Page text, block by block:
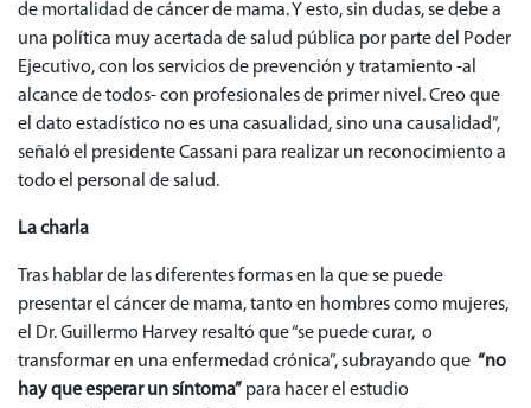
de mortalidad de cáncer de mama. Y esto, sin dudas, se debe a
una política muy acertada de salud pública por parte del Poder
Ejecutivo, con los servicios de prevención y tratamiento -al
alcance de todos- con profesionales de primer nivel. Creo que
el dato estadístico no es una casualidad, sino una causalidad”,
señaló el presidente Cassani para realizar un reconocimiento a
todo el personal de salud.
La charla
Tras hablar de las diferentes formas en la que se puede
presentar el cáncer de mama, tanto en hombres como mujeres,
el Dr. Guillermo Harvey resaltó que “se puede curar, o
transformar en una enfermedad crónica”, subrayando que “no
hay que esperar un síntoma” para hacer el estudio